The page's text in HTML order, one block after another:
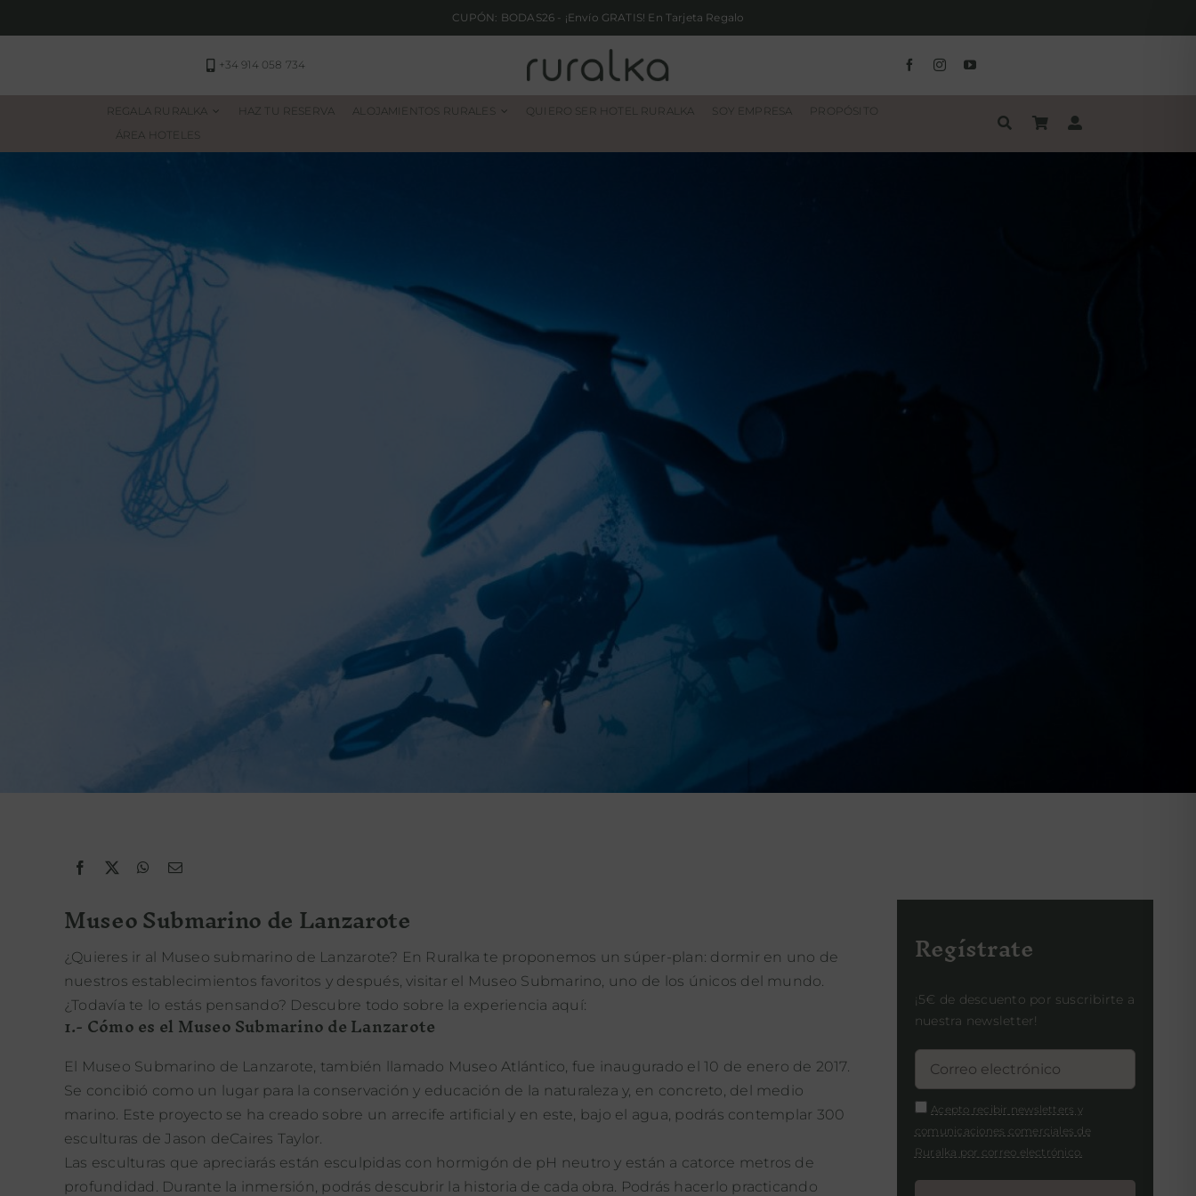
al
CUPÓN: BODAS26 - ¡Envío GRATIS! En Tarjeta Regalo
+34 914 058 734
REGALA RURALKA HAZ TU RESERVA ALOJAMIENTOS RURALES QUIERO SER HOTEL RURALKA SOY EMPRESA
PROPÓSITO
ÁREA HOTELES
Museo Submarino de Lanzarote
¿Quieres ir al Museo submarino de Lanzarote? En Ruralka te proponemos un súper-plan: dormir en uno de
nuestros establecimientos favoritos y después, visitar el Museo Submarino, uno de los únicos del mundo.
¿Todavía te lo estás pensando? Descubre todo sobre la experiencia aquí:
1.- Cómo es el Museo Submarino de Lanzarote
El Museo Submarino de Lanzarote, también llamado Museo Atlántico, fue inaugurado el 10 de enero de 2017.
Se concibió como un lugar para la conservación y educación de la naturaleza y, en concreto, del medio
marino. Este proyecto se ha creado sobre un arrecife artificial y en este, bajo el agua, podrás contemplar 300
esculturas de Jason deCaires Taylor.
Las esculturas que apreciarás están esculpidas con hormigón de pH neutro y están a catorce metros de
profundidad. Durante la inmersión, podrás descubrir la historia de cada obra. Podrás hacerlo practicando
Regístrate
¡5€ de descuento por suscribirte a
nuestra newsletter!
Acepto recibir newsletters y
comunicaciones comerciales de
Ruralka por correo electrónico.